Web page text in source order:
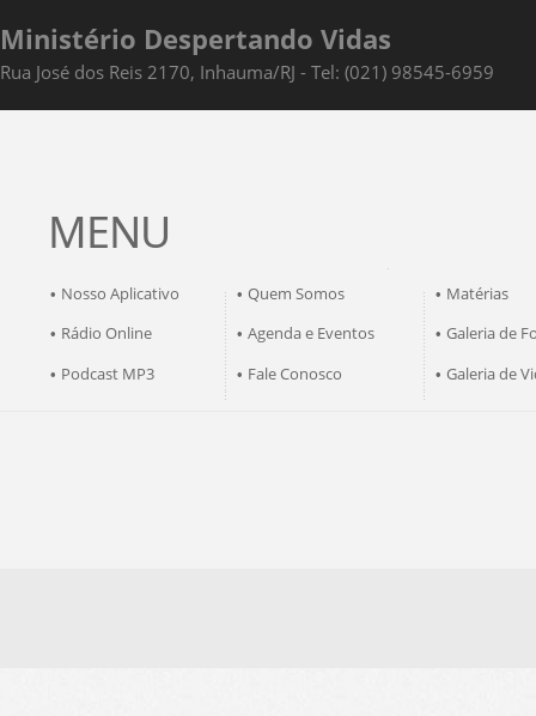
Ministério Despertando Vidas
Rua José dos Reis 2170, Inhauma/RJ - Tel: (021) 98545-6959
MENU
• Nosso Aplicativo • Quem Somos • Matérias
• Rádio Online • Agenda e Eventos • Galeria de
• Podcast MP3 • Fale Conosco • Galeria de